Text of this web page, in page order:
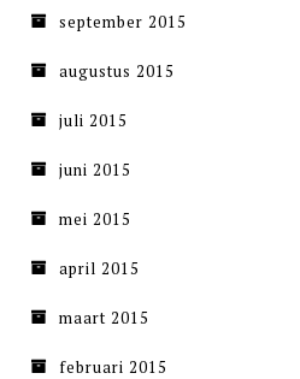
september 2015
augustus 2015
juli 2015
juni 2015
mei 2015
april 2015
maart 2015
februari 2015